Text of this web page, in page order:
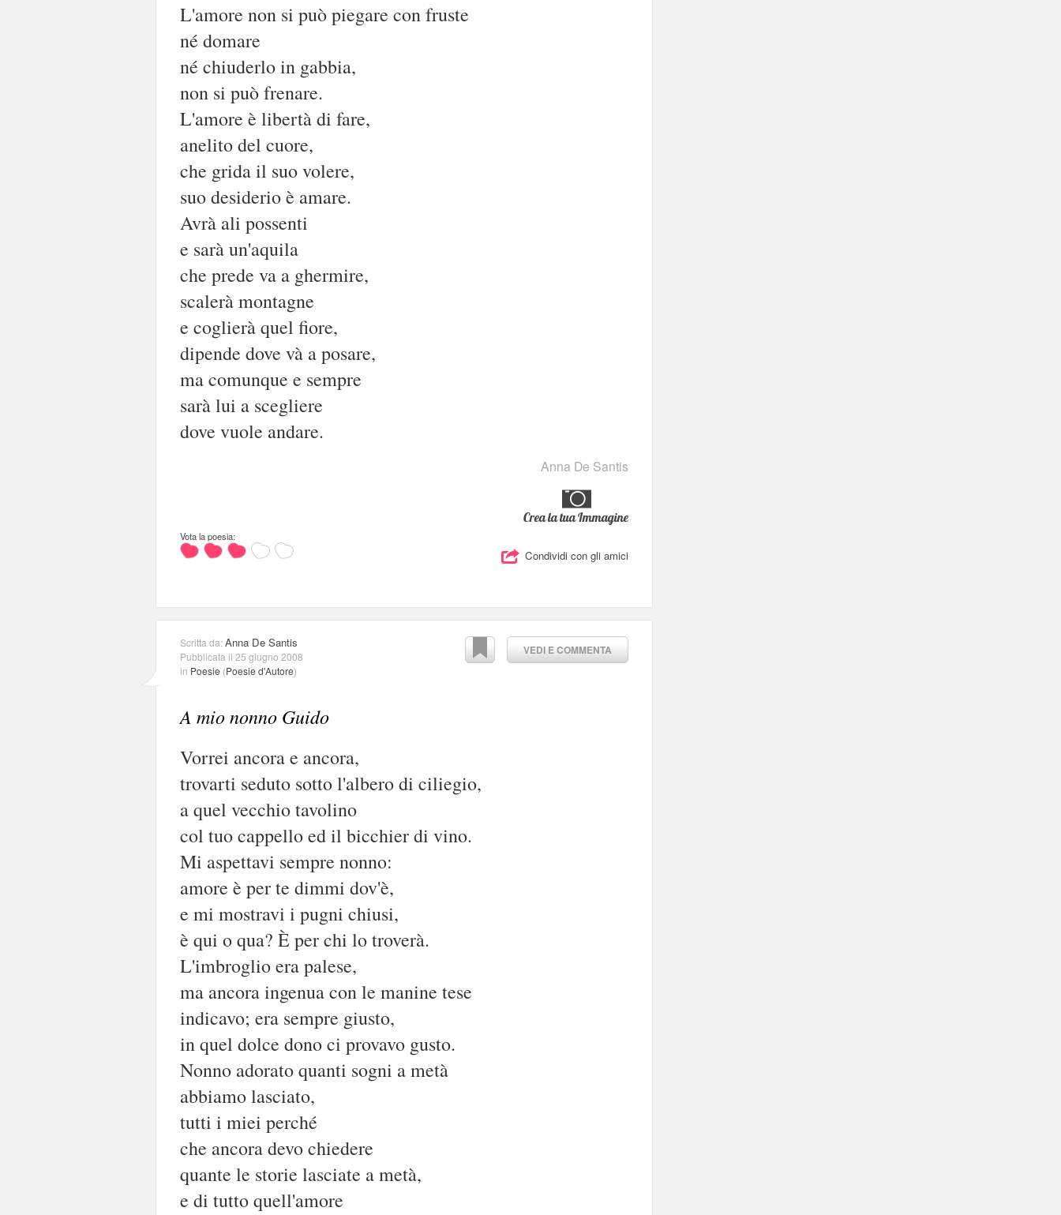
L'amore non si può piegare con fruste
né domare
né chiuderlo in gabbia,
non si può frenare.
L'amore è libertà di fare,
anelito del cuore,
che grida il suo volere,
suo desiderio è amare.
Avrà ali possenti
e sarà un'aquila
che prede va a ghermire,
scalerà montagne
e coglierà quel fiore,
dipende dove và a posare,
ma comunque e sempre
sarà lui a scegliere
dove vuole andare.
Anna De Santis
Crea la tua Immagine
Vota la poesia:
Condividi con gli amici
VEDI E COMMENTA
Scritta da:Anna De Santis
Pubblicata il 25 giugno 2008
in Poesie (Poesie d'Autore)
A mio nonno Guido
Vorrei ancora e ancora,
trovarti seduto sotto l'albero di ciliegio,
a quel vecchio tavolino
col tuo cappello ed il bicchier di vino.
Mi aspettavi sempre nonno:
amore è per te dimmi dov'è,
e mi mostravi i pugni chiusi,
è qui o qua? È per chi lo troverà.
L'imbroglio era palese,
ma ancora ingenua con le manine tese
indicavo; era sempre giusto,
in quel dolce dono ci provavo gusto.
Nonno adorato quanti sogni a metà
abbiamo lasciato,
tutti i miei perché
che ancora devo chiedere
quante le storie lasciate a metà,
e di tutto quell'amore